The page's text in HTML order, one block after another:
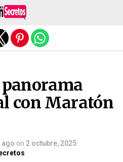
con Maratón
ago on 2 octubre, 2025
versión móvil